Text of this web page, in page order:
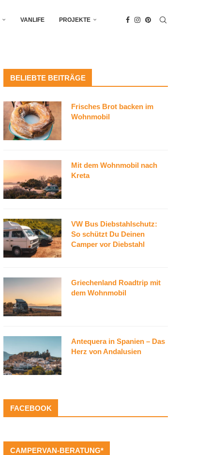
VANLIFE PROJEKTE
BELIEBTE BEITRÄGE
Frisches Brot backen im
Wohnmobil
Mit dem Wohnmobil nach
Kreta
VW Bus Diebstahlschutz:
So schützt Du Deinen
Camper vor Diebstahl
Griechenland Roadtrip mit
dem Wohnmobil
Antequera in Spanien – Das
Herz von Andalusien
FACEBOOK
CAMPERVAN-BERATUNG*